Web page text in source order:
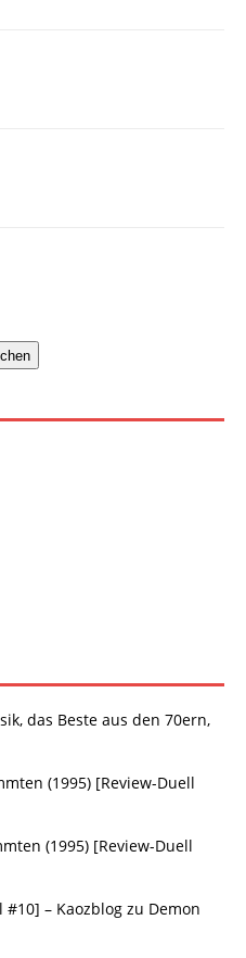
das Beste aus den 70ern,
(1995) [Review-Duell
(1995) [Review-Duell
#10] – Kaozblog zu Demon